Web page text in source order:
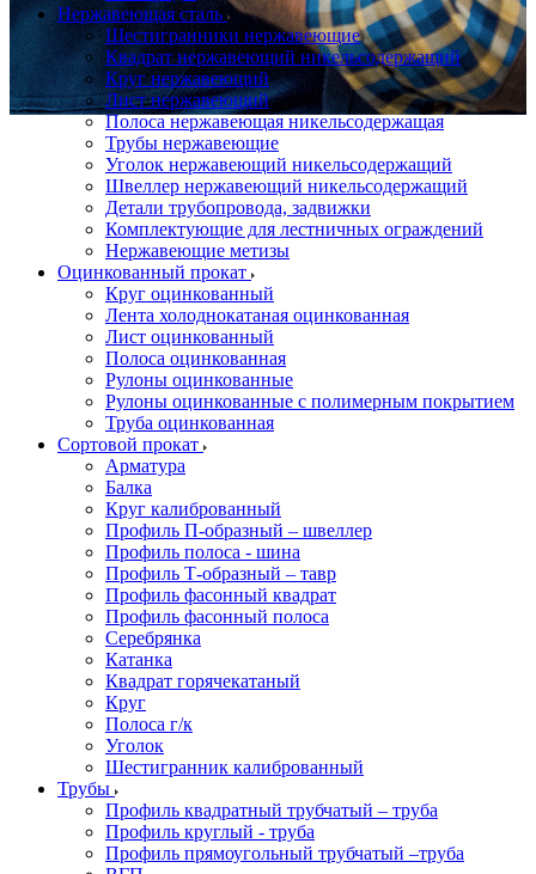
Нержавеющая сталь
Шестигранники нержавеющие
Квадрат нержавеющий никельсодержащий
Круг нержавеющий
Лист нержавеющий
Полоса нержавеющая никельсодержащая
Трубы нержавеющие
Уголок нержавеющий никельсодержащий
Швеллер нержавеющий никельсодержащий
Детали трубопровода, задвижки
Комплектующие для лестничных ограждений
Нержавеющие метизы
Оцинкованный прокат
Круг оцинкованный
Лента холоднокатаная оцинкованная
Лист оцинкованный
Полоса оцинкованная
Рулоны оцинкованные
Рулоны оцинкованные с полимерным покрытием
Труба оцинкованная
Сортовой прокат
Арматура
Балка
Круг калиброванный
Профиль П-образный – швеллер
Профиль полоса - шина
Профиль Т-образный – тавр
Профиль фасонный квадрат
Профиль фасонный полоса
Серебрянка
Катанка
Квадрат горячекатаный
Круг
Полоса г/к
Уголок
Шестигранник калиброванный
Трубы
Профиль квадратный трубчатый – труба
Профиль круглый - труба
Профиль прямоугольный трубчатый –труба